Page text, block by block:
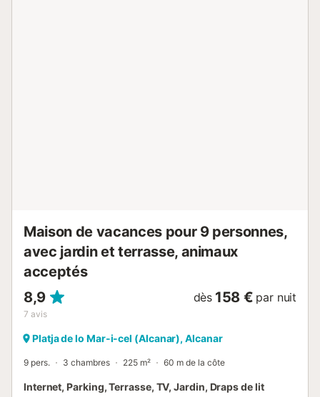
Maison de vacances pour 9 personnes,
avec jardin et terrasse, animaux
acceptés
8,9
7 avis
dès 158 € par nuit
Platja de lo Mar-i-cel (Alcanar), Alcanar
9 pers. 3 chambres 225 m² 60 m de la côte
Internet, Parking, Terrasse, TV, Jardin, Draps de lit